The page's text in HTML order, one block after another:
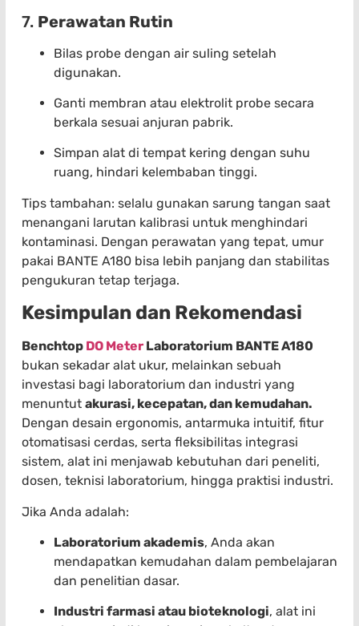
7. Perawatan Rutin
Bilas probe dengan air suling setelah
digunakan.
Ganti membran atau elektrolit probe secara
berkala sesuai anjuran pabrik.
Simpan alat di tempat kering dengan suhu
ruang, hindari kelembaban tinggi.
Tips tambahan: selalu gunakan sarung tangan saat
menangani larutan kalibrasi untuk menghindari
kontaminasi. Dengan perawatan yang tepat, umur
pakai BANTE A180 bisa lebih panjang dan stabilitas
pengukuran tetap terjaga.
Kesimpulan dan Rekomendasi
Benchtop DO Meter Laboratorium BANTE A180
bukan sekadar alat ukur, melainkan sebuah
investasi bagi laboratorium dan industri yang
menuntut akurasi, kecepatan, dan kemudahan.
Dengan desain ergonomis, antarmuka intuitif, fitur
otomatisasi cerdas, serta fleksibilitas integrasi
sistem, alat ini menjawab kebutuhan dari peneliti,
dosen, teknisi laboratorium, hingga praktisi industri.
Jika Anda adalah:
Laboratorium akademis, Anda akan
mendapatkan kemudahan dalam pembelajaran
dan penelitian dasar.
Industri farmasi atau bioteknologi, alat ini